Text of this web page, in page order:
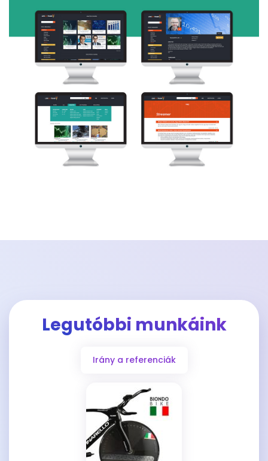
Legutóbbi munkáink
Irány a referenciák